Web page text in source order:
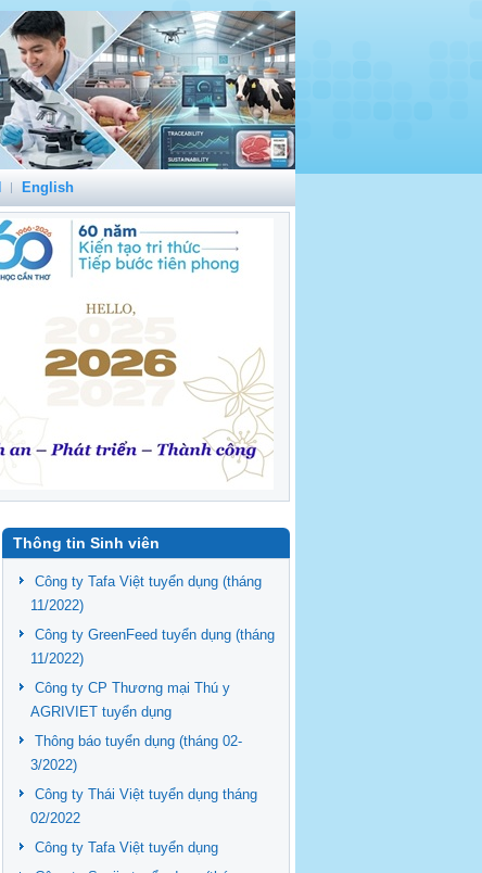
English
Thông tin Sinh viên
Công ty Tafa Việt tuyển dụng (tháng
11/2022)
Công ty GreenFeed tuyển dụng (tháng
11/2022)
Công ty CP Thương mại Thú y
AGRIVIET tuyển dụng
Thông báo tuyển dụng (tháng 02-
3/2022)
Công ty Thái Việt tuyển dụng tháng
02/2022
Công ty Tafa Việt tuyển dụng